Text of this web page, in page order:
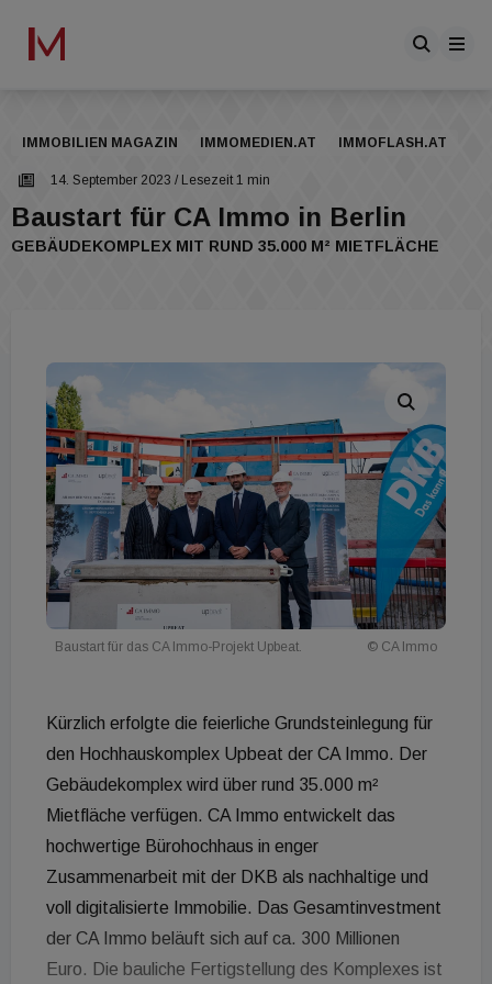
IMMOBILIEN MAGAZIN IMMOMEDIEN.AT IMMOFLASH.AT
14. September 2023 / Lesezeit 1 min
Baustart für CA Immo in Berlin
GEBÄUDEKOMPLEX MIT RUND 35.000 M² MIETFLÄCHE
Baustart für das CA Immo-Projekt Upbeat. © CA Immo
Kürzlich erfolgte die feierliche Grundsteinlegung für
den Hochhauskomplex Upbeat der CA Immo. Der
Gebäudekomplex wird über rund 35.000 m²
Mietfläche verfügen. CA Immo entwickelt das
hochwertige Bürohochhaus in enger
Zusammenarbeit mit der DKB als nachhaltige und
voll digitalisierte Immobilie. Das Gesamtinvestment
der CA Immo beläuft sich auf ca. 300 Millionen
Euro. Die bauliche Fertigstellung des Komplexes ist